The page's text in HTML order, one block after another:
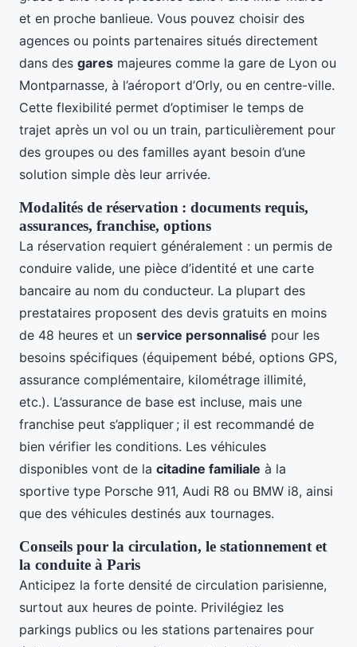
et en proche banlieue. Vous pouvez choisir des
agences ou points partenaires situés directement
dans des gares majeures comme la gare de Lyon ou
Montparnasse, à l’aéroport d’Orly, ou en centre-ville.
Cette flexibilité permet d’optimiser le temps de
trajet après un vol ou un train, particulièrement pour
des groupes ou des familles ayant besoin d’une
solution simple dès leur arrivée.
Modalités de réservation : documents requis,
assurances, franchise, options
La réservation requiert généralement : un permis de
conduire valide, une pièce d’identité et une carte
bancaire au nom du conducteur. La plupart des
prestataires proposent des devis gratuits en moins
de 48 heures et un service personnalisé pour les
besoins spécifiques (équipement bébé, options GPS,
assurance complémentaire, kilométrage illimité,
etc.). L’assurance de base est incluse, mais une
franchise peut s’appliquer ; il est recommandé de
bien vérifier les conditions. Les véhicules
disponibles vont de la citadine familiale à la
sportive type Porsche 911, Audi R8 ou BMW i8, ainsi
que des véhicules destinés aux tournages.
Conseils pour la circulation, le stationnement et
la conduite à Paris
Anticipez la forte densité de circulation parisienne,
surtout aux heures de pointe. Privilégiez les
parkings publics ou les stations partenaires pour